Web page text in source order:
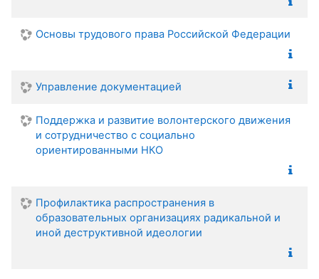
Основы трудового права Российской Федерации
Управление документацией
Поддержка и развитие волонтерского движения
и сотрудничество с социально
ориентированными НКО
Профилактика распространения в
образовательных организациях радикальной и
иной деструктивной идеологии